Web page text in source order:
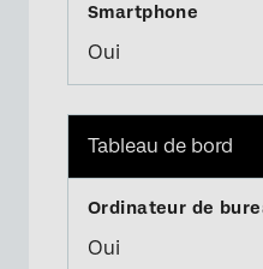
Oui
Tableau de bord
Oui